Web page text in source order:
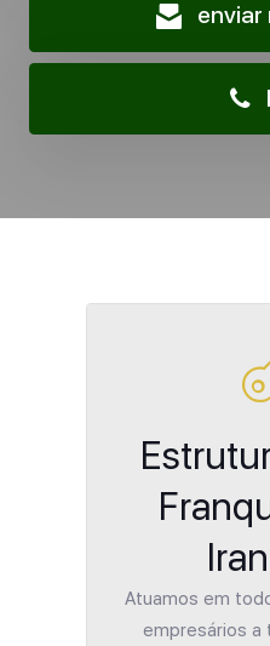
enviar
Atuamos em
empresários a